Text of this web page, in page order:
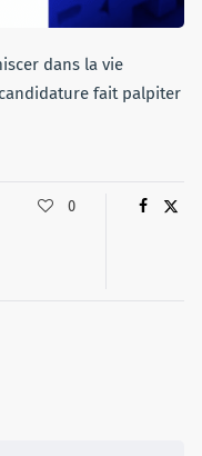
dans la vie
fait palpiter
0